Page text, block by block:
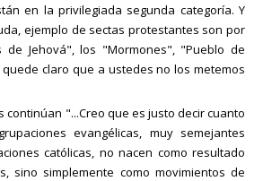
en la privilegiada segunda categoría. Y
ejemplo de sectas protestantes son por
de Jehová", los "Mormones", "Pueblo de
claro que a ustedes no los metemos
continúan "...Creo que es justo decir cuanto
evangélicas, muy semejantes
católicas, no nacen como resultado
sino simplemente como movimientos de